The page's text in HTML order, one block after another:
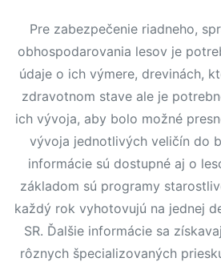
Pre zabezpečenie riadneho,
obhospodarovania lesov je
údaje o ich výmere, drevinách,
zdravotnom stave ale je
ich vývoja, aby bolo možné
vývoja jednotlivých veličín do
informácie sú dostupné aj o
základom sú programy
každý rok vyhotovujú na jednej
SR. Ďalšie informácie sa
rôznych špecializovaných